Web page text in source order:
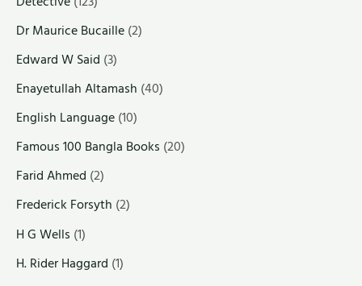
Dr Maurice Bucaille(2)
Edward W Said (3)
Enayetullah Altamash (40)
English Language(10)
Famous 100 Bangla Books (20)
Farid Ahmed (2)
Frederick Forsyth (2)
H G Wells (1)
H. Rider Haggard (1)